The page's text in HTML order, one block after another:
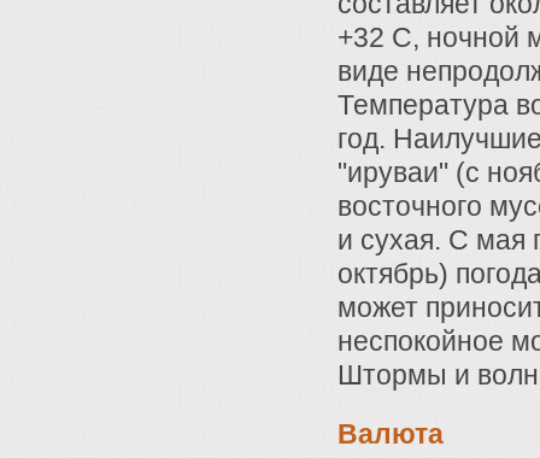
+32 С, ночной
виде
Температура
год.
"ируваи" (с
восточного
и сухая. С мая
октябрь)
может
неспокойное
Штормы и
Валюта